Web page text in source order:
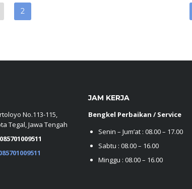
2
No.113-115,
Tegal, Jawa Tengah
085701009511
JAM KERJA
Bengkel Perbaikan / Service
Senin – Jum’at : 08.00 – 17.00
Sabtu : 08.00 – 16.00
Minggu : 08.00 – 16.00